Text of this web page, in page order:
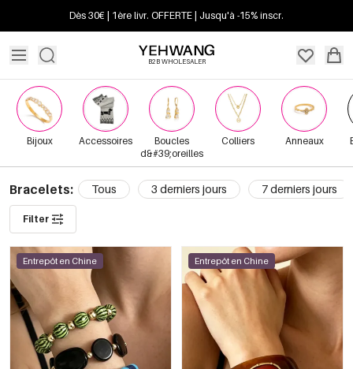
Dès 30€ | 1ère livr. OFFERTE | Jusqu'à -15% inscr.
B2B WHOLESALER
Bijoux Accessoires
Boucles
d&#39;oreilles
Colliers Anneaux
Bracelets: Tous 3 derniers jours 7 derniers jours
Filter
Entrepôt en Chine Entrepôt en Chine